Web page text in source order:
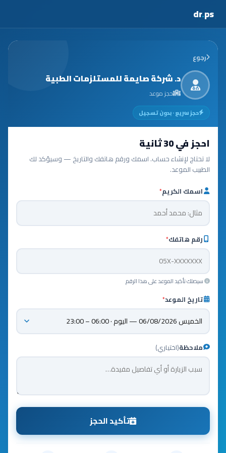
dr.ps
رجوع
د. شركة صايمة للمستلزمات الطبية
حجز موعد
حجز سريع · بدون تسجيل
احجز في 30 ثانية
لا تحتاج لإنشاء حساب. اسمك ورقم هاتفك والتاريخ — وسيؤكد لك
الطبيب الموعد.
اسمك الكريم*
رقم هاتفك*
سيصلك تأكيد الموعد على هذا الرقم
تاريخ الموعد*
ملاحظة(اختياري)
تأكيد الحجز